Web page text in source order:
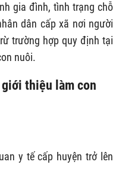
gia đình, tình trạng chỗ
dân cấp xã nơi người
trường hợp quy định tại
nuôi.
thiệu làm con
y tế cấp huyện trở lên